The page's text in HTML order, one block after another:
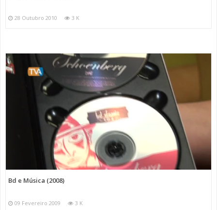
28 Outubro 2010 3 K
Bd e Música (2008)
09 Fevereiro 2009 3 K